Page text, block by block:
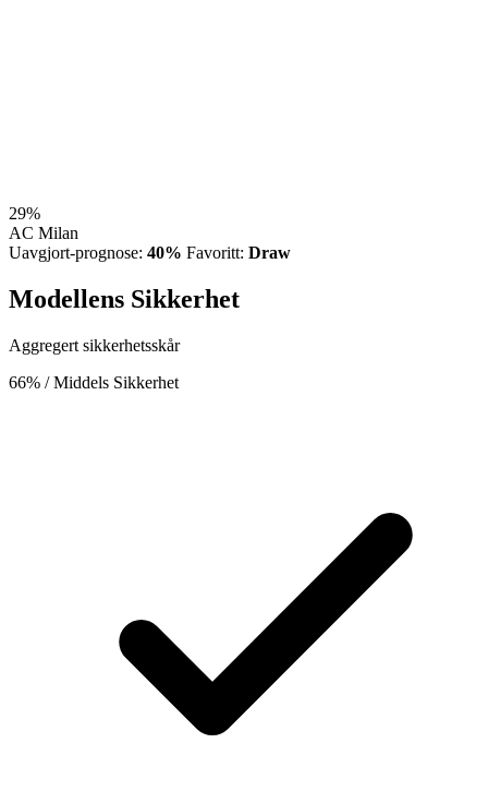
29%
AC Milan
Uavgjort-prognose: 40% Favoritt: Draw
Modellens Sikkerhet
Aggregert sikkerhetsskår
66% / Middels Sikkerhet